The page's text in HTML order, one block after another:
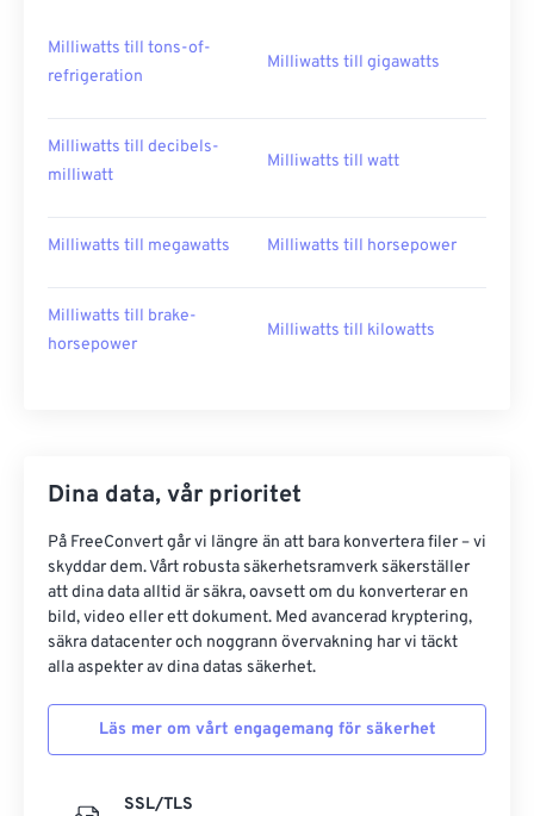
Milliwatts till tons-of-
refrigeration
Milliwatts till gigawatts
Milliwatts till decibels-
milliwatt
Milliwatts till watt
Milliwatts till megawatts Milliwatts till horsepower
Milliwatts till brake-
horsepower
Milliwatts till kilowatts
Dina data, vår prioritet
På FreeConvert går vi längre än att bara konvertera filer – vi
skyddar dem. Vårt robusta säkerhetsramverk säkerställer
att dina data alltid är säkra, oavsett om du konverterar en
bild, video eller ett dokument. Med avancerad kryptering,
säkra datacenter och noggrann övervakning har vi täckt
alla aspekter av dina datas säkerhet.
Läs mer om vårt engagemang för säkerhet
SSL/TLS